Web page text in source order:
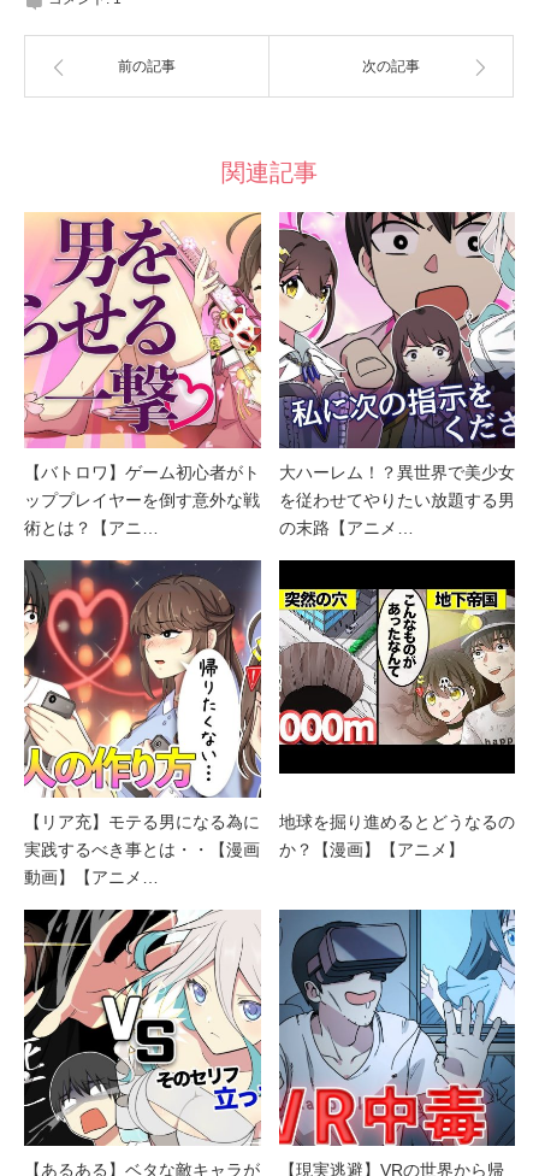
前の記事 次の記事
関連記事
【バトロワ】ゲーム初心者がト
ッププレイヤーを倒す意外な戦
術とは？【アニ…
大ハーレム！？異世界で美少女
を従わせてやりたい放題する男
の末路【アニメ…
【リア充】モテる男になる為に
実践するべき事とは・・【漫画
動画】【アニメ…
地球を掘り進めるとどうなるの
か？【漫画】【アニメ】
【あるある】ベタな敵キャラが
【現実逃避】VRの世界から帰